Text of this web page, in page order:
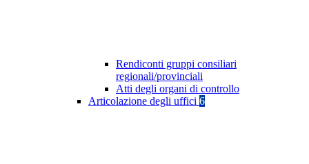
Rendiconti gruppi consiliari
regionali/provinciali
Atti degli organi di controllo
Articolazione degli uffici 6